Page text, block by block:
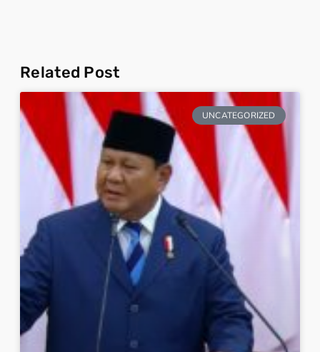
Related Post
UNCATEGORIZED